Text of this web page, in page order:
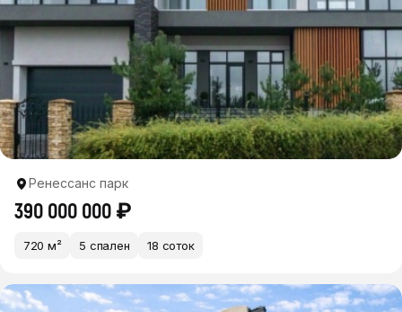
Ренессанс парк
390 000 000 ₽
720 м² 5 спален 18 соток